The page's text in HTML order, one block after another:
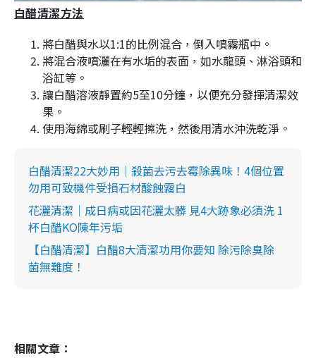
白醋清潔方法
將白醋與水以1:1的比例混合，倒入噴霧瓶中。
將混合液噴灑在有水垢的表面，如水龍頭、淋浴頭和
浴缸等。
讓白醋溶液靜置約5至10分鐘，以便充分發揮清潔效
果。
使用海綿或刷子輕輕擦洗，然後用清水沖洗乾淨。
白醋清潔22大妙用｜殺菌去污去霉除異味！4個位置
勿用可致機件受損石材酸蝕霧白
花灑清潔｜成日病或因花灑太髒 見4大跡象必須洗 1
杯白醋KO陳年污垢
【白醋清潔】白醋8大清潔功用你要知 除污除臭除
菌無難度！
相關文章：